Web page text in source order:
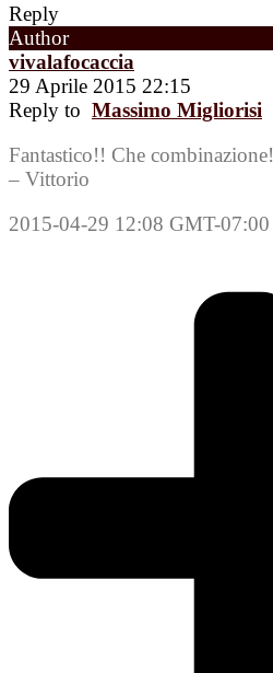
Reply
Author
vivalafocaccia
29 Aprile 2015 22:15
Reply to Massimo Migliorisi
Fantastico!! Che
– Vittorio
2015-04-29 12:08 GMT-07:00